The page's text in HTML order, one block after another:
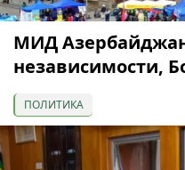
МИД
независимости,
ПОЛИТИКА